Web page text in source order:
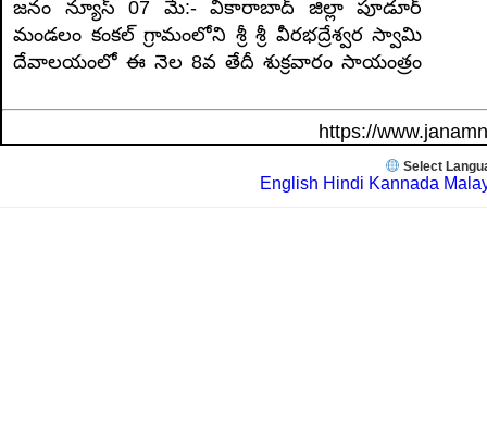
జనం న్యూస్ 07 మే:- వికారాబాద్ జిల్లా పూడూర్
మండలం కంకల్ గ్రామంలోని శ్రీ శ్రీ వీరభద్రేశ్వర స్వామి
దేవాలయంలో ఈ నెల 8వ తేదీ శుక్రవారం సాయంత్రం
https://
Select
English Hindi Kannada